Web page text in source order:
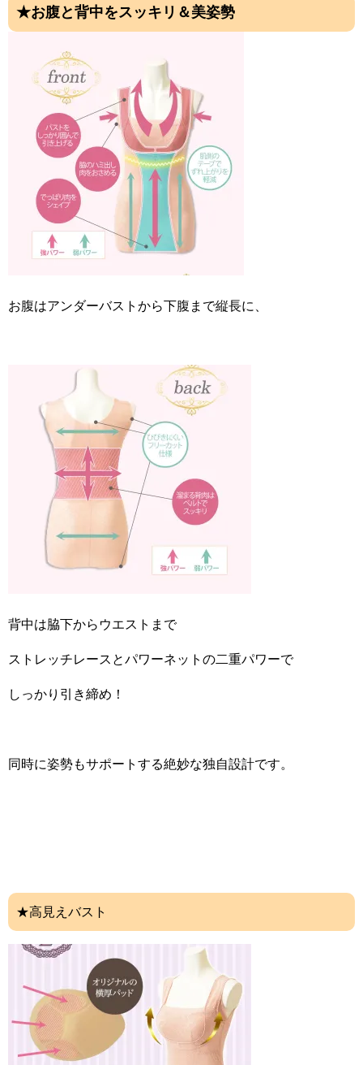
★お腹と背中をスッキリ＆美姿勢
お腹はアンダーバストから下腹まで縦長に、
背中は脇下からウエストまで
ストレッチレースとパワーネットの二重パワーで
しっかり引き締め！
同時に姿勢もサポートする絶妙な独自設計です。
★高見えバスト